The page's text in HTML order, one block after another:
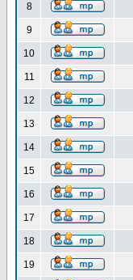
8
9
10
11
12
13
14
15
16
17
18
19